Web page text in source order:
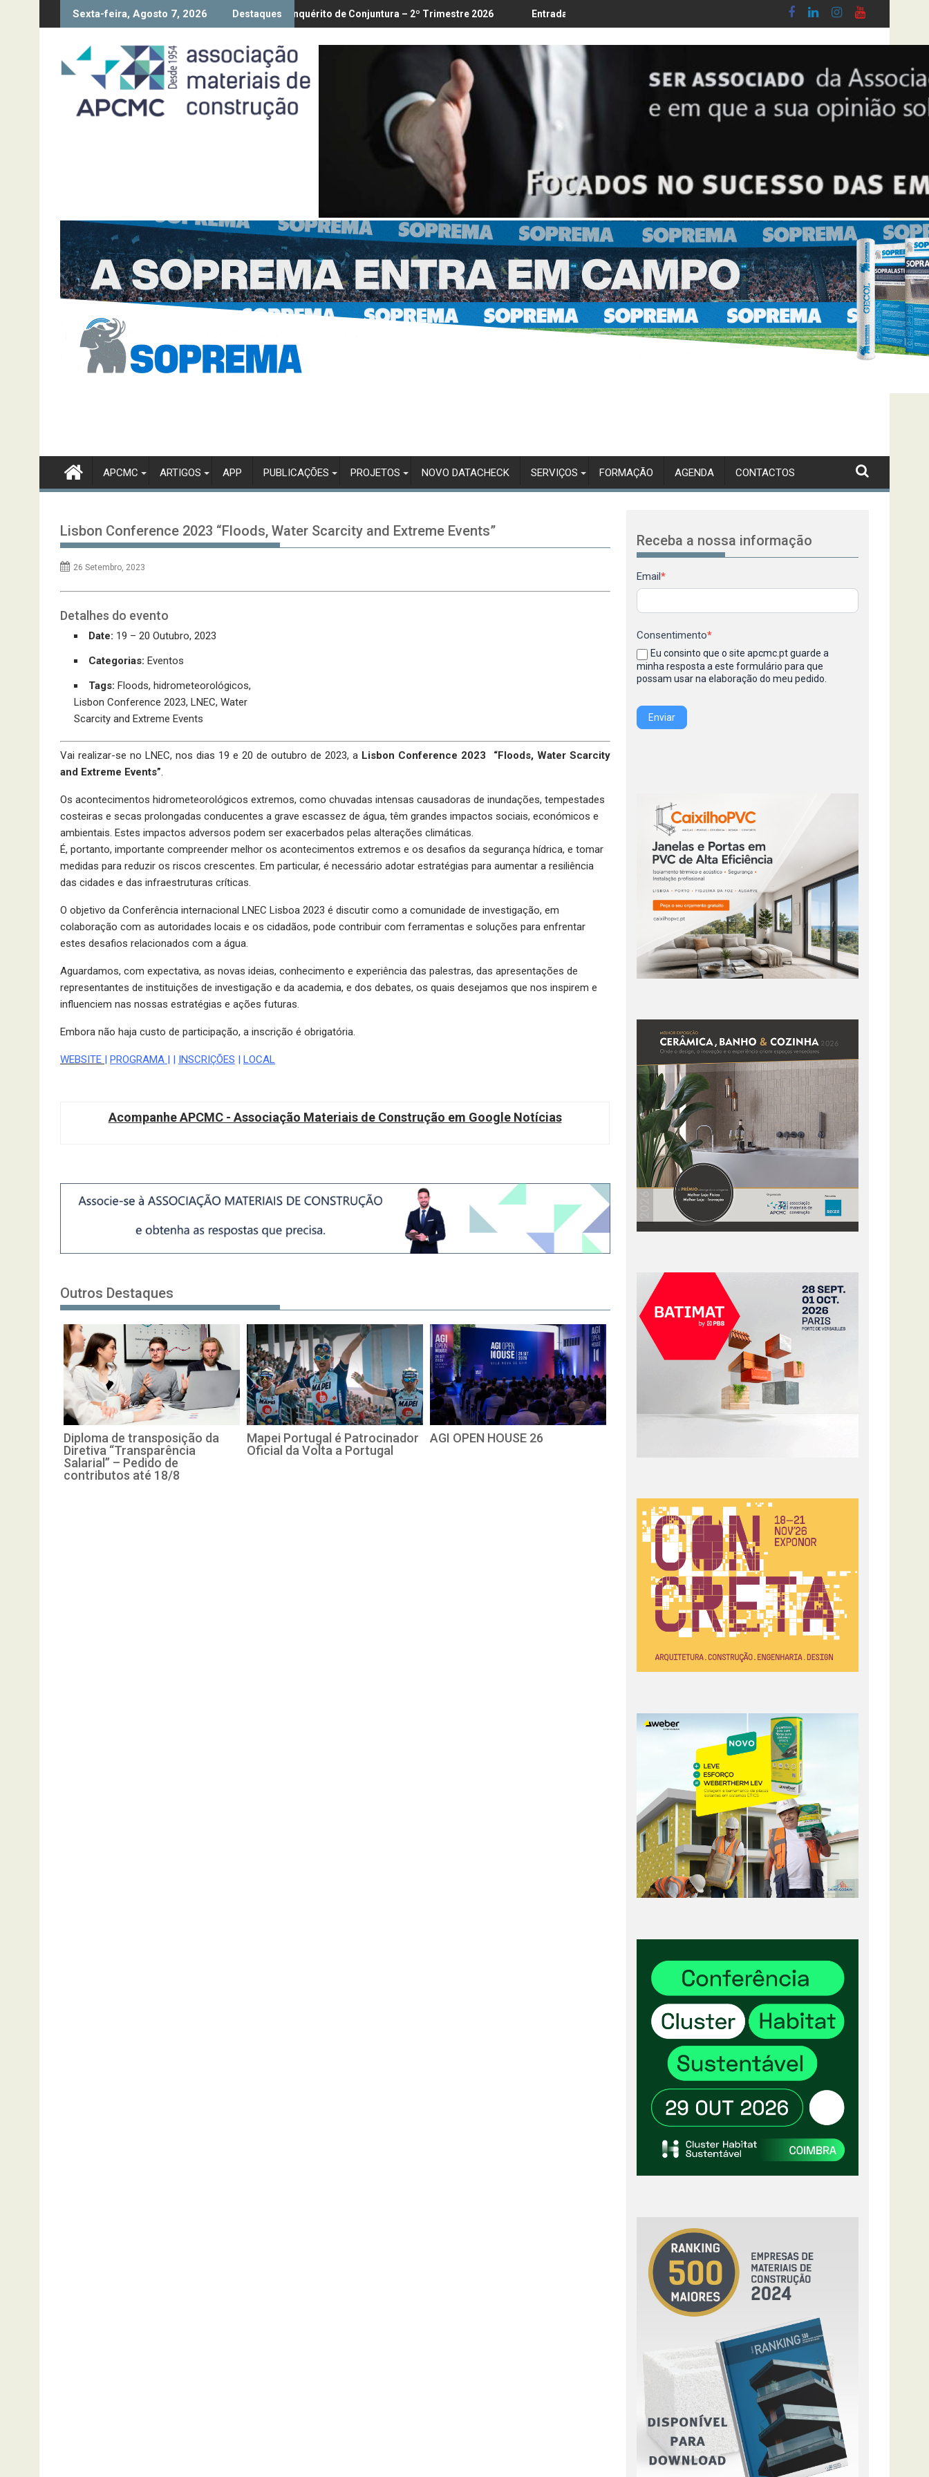
Sexta-feira, Agosto 7, 2026 Destaques
da Diretiva “Transparência Salarial” – Pedido de contributos até 18/8
Síntese Inquérito de Conjuntura – 2º Trimestre 2026 Entrada em vigor da regulamentação do Lobby - Lei n.º 5-A/2026, de 28 de Janeiro
Diploma de transposição da Diretiva
APCMC ARTIGOS APP PUBLICAÇÕES PROJETOS NOVO DATACHECK SERVIÇOS FORMAÇÃO AGENDA CONTACTOS
Lisbon Conference 2023 “Floods, Water Scarcity and Extreme Events”
26 Setembro, 2023
Detalhes do evento
Date: 19 – 20 Outubro, 2023
Categorias: Eventos
Tags: Floods, hidrometeorológicos,
Lisbon Conference 2023, LNEC, Water
Scarcity and Extreme Events
Vai realizar-se no LNEC, nos dias 19 e 20 de outubro de 2023, a Lisbon Conference 2023 “Floods, Water Scarcity
and Extreme Events”.
Os acontecimentos hidrometeorológicos extremos, como chuvadas intensas causadoras de inundações, tempestades
costeiras e secas prolongadas conducentes a grave escassez de água, têm grandes impactos sociais, económicos e
ambientais. Estes impactos adversos podem ser exacerbados pelas alterações climáticas.
É, portanto, importante compreender melhor os acontecimentos extremos e os desafios da segurança hídrica, e tomar
medidas para reduzir os riscos crescentes. Em particular, é necessário adotar estratégias para aumentar a resiliência
das cidades e das infraestruturas críticas.
O objetivo da Conferência internacional LNEC Lisboa 2023 é discutir como a comunidade de investigação, em
colaboração com as autoridades locais e os cidadãos, pode contribuir com ferramentas e soluções para enfrentar
estes desafios relacionados com a água.
Aguardamos, com expectativa, as novas ideias, conhecimento e experiência das palestras, das apresentações de
representantes de instituições de investigação e da academia, e dos debates, os quais desejamos que nos inspirem e
influenciem nas nossas estratégias e ações futuras.
Embora não haja custo de participação, a inscrição é obrigatória.
WEBSITE PROGRAMA INSCRIÇÕES LOCAL
Acompanhe APCMC - Associação Materiais de Construção em Google Notícias
Outros Destaques
Diploma de transposição da
Diretiva “Transparência
Salarial” – Pedido de
contributos até 18/8
Mapei Portugal é Patrocinador
Oficial da Volta a Portugal
AGI OPEN HOUSE 26
Receba a nossa informação
Newsletter
Email *
Consentimento*
Eu consinto que o site apcmc.pt guarde a
minha resposta a este formulário para que
possam usar na elaboração do meu pedido.
Enviar